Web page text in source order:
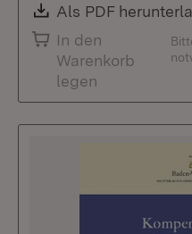
Download:
Als PDF
In den
Warenkorb
legen